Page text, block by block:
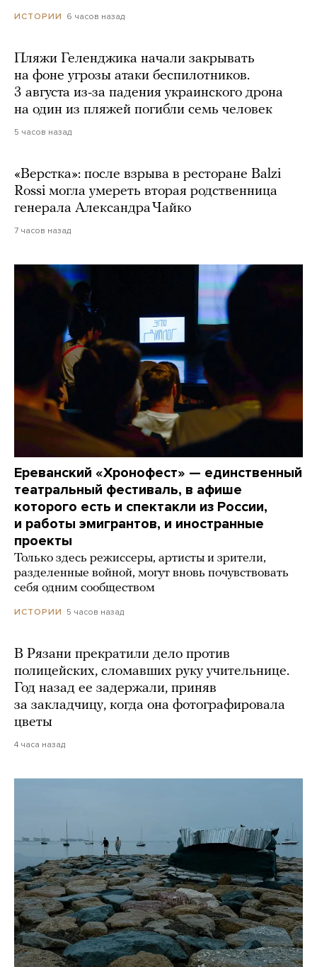
ИСТОРИИ 6 часов назад
Пляжи Геленджика начали закрывать
на фоне угрозы атаки беспилотников.
3 августа из-за падения украинского дрона
на один из пляжей погибли семь человек
5 часов назад
«Верстка»: после взрыва в ресторане Balzi
Rossi могла умереть вторая родственница
генерала Александра Чайко
7 часов назад
Ереванский «Хронофест» — единственный
театральный фестиваль, в афише
которого есть и спектакли из России,
и работы эмигрантов, и иностранные
проекты
Только здесь режиссеры, артисты и зрители,
разделенные войной, могут вновь почувствовать
себя одним сообществом
ИСТОРИИ 5 часов назад
В Рязани прекратили дело против
полицейских, сломавших руку учительнице.
Год назад ее задержали, приняв
за закладчицу, когда она фотографировала
цветы
4 часа назад